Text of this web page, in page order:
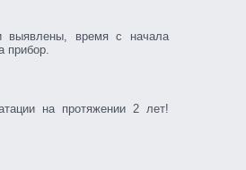
выявлены, время с начала
прибор.
на протяжении 2 лет!